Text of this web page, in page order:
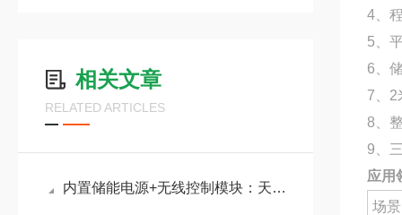
相关文章
RELATED ARTICLES
内置储能电源+无线控制模块：天蔚环境便携式el检测仪摆脱线缆束缚
4、
5、
6、
7、2
8、
9、
应用
场景